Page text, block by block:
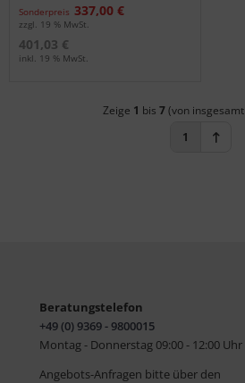
Sonderpreis 337,00 €
zzgl. 19 % MwSt.
401,03 €
inkl. 19 % MwSt.
Zeige 1 bis 7(von insgesamt
1
Beratungstelefon
+49 (0) 9369 - 9800015
Montag - Donnerstag 09:00 - 12:00 Uhr
Angebots-Anfragen bitte über den